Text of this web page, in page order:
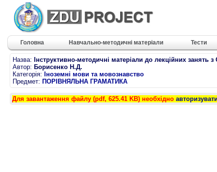
Головна Навчально-методичні матеріали Тести
Назва: Інструктивно-методичні матеріали до лекційних занять
Автор: Борисенко Н.Д.
Категорія: Іноземні мови та мовознавство
Предмет: ПОРІВНЯЛЬНА ГРАМАТИКА
Для завантаження файлу (pdf, 625.41 KB) необхідно